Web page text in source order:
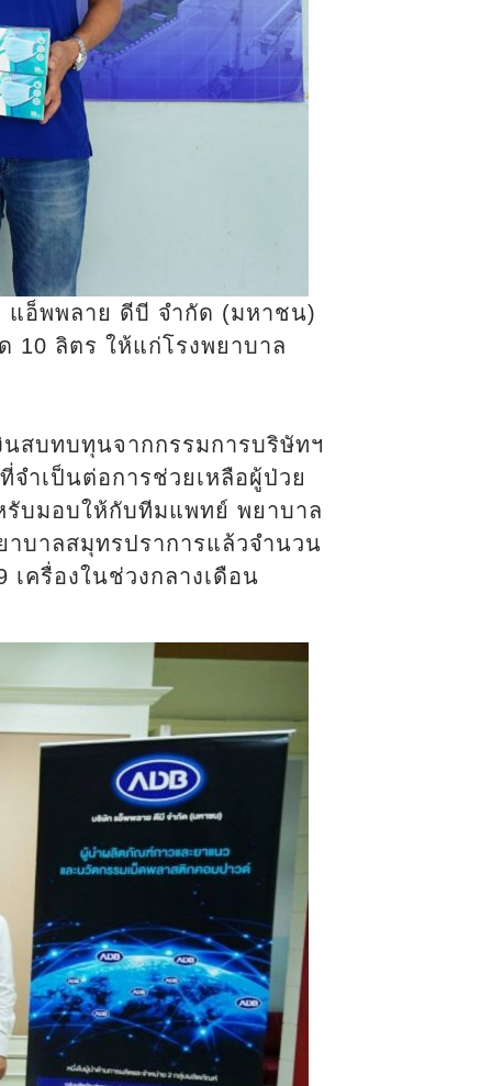
แอ็พพลาย ดีบี จำกัด (มหาชน)
10 ลิตร ให้แก่โรงพยาบาล
สบทบทุนจากกรรมการบริษัทฯ
ำเป็นต่อการช่วยเหลือผู้ป่วย
รับมอบให้กับทีมแพทย์ พยาบาล
บาลสมุทรปราการแล้วจำนวน
เครื่องในช่วงกลางเดือน